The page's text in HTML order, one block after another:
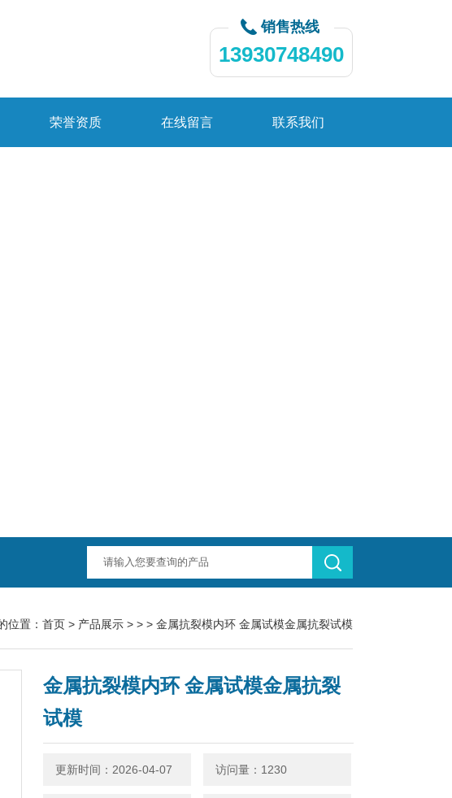
销售热线
13930748490
荣誉资质 在线留言 联系我们
位置： 首页 > 产品展示 > > > 金属抗裂模内环 金属试模金属抗裂试模
金属抗裂模内环 金属试模金属抗裂
试模
更新时间：2026-04-07 访问量：1230